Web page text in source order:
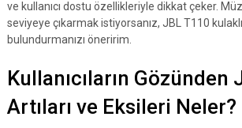
ve kullanıcı dostu özellikleriyle dikkat çeker.
seviyeye çıkarmak istiyorsanız, JBL T110
bulundurmanızı öneririm.
Kullanıcıların Gözünden
Artıları ve Eksileri Neler?